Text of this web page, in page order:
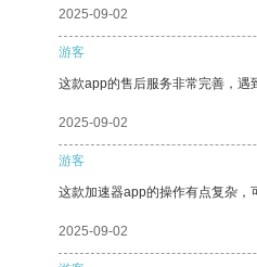
2025-09-02
游客
这款app的售后服务非常完善，遇
2025-09-02
游客
这款加速器app的操作有点复杂，
2025-09-02